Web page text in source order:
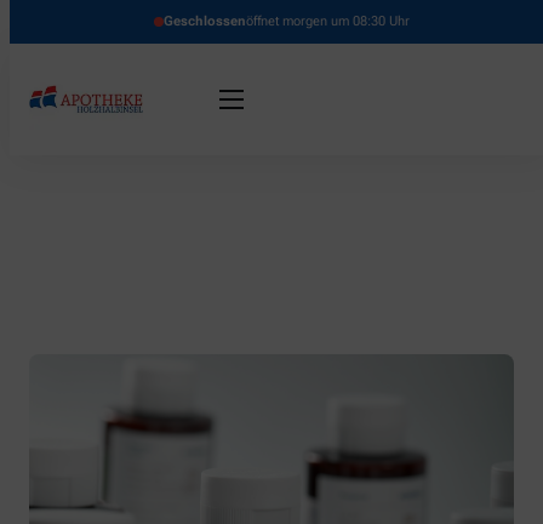
Geschlossenöffnet morgen um 08:30 Uhr